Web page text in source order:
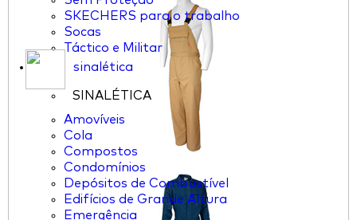
SKECHERS para o trabalho
Socas
Táctico e Militar
sinalética
SINALÉTICA
Amovíveis
Cola
Compostos
Condomínios
Depósitos de Combustível
Edifícios de Grande Altura
Emergência